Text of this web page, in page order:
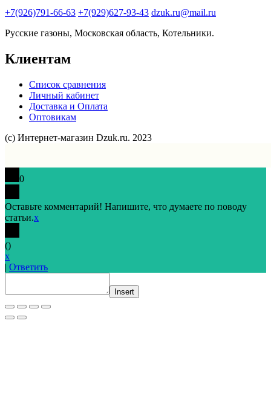
+7(926)791-66-63 +7(929)627-93-43 dzuk.ru@mail.ru
Русские газоны, Московская область, Котельники.
Клиентам
Список сравнения
Личный кабинет
Доставка и Оплата
Оптовикам
(с) Интернет-магазин Dzuk.ru. 2023
0
Оставьте комментарий! Напишите, что думаете по поводу
статьи.x
()
x
| Ответить
Insert